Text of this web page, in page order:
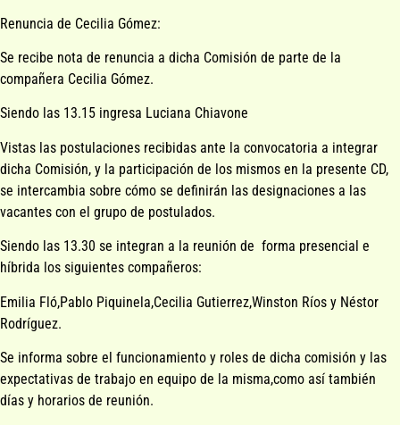
Renuncia de Cecilia Gómez:
Se recibe nota de renuncia a dicha Comisión de parte de la
compañera Cecilia Gómez.
Siendo las 13.15 ingresa Luciana Chiavone
Vistas las postulaciones recibidas ante la convocatoria a integrar
dicha Comisión, y la participación de los mismos en la presente CD,
se intercambia sobre cómo se definirán las designaciones a las
vacantes con el grupo de postulados.
Siendo las 13.30 se integran a la reunión de forma presencial e
híbrida los siguientes compañeros:
Emilia Fló,Pablo Piquinela,Cecilia Gutierrez,Winston Ríos y Néstor
Rodríguez.
Se informa sobre el funcionamiento y roles de dicha comisión y las
expectativas de trabajo en equipo de la misma,como así también
días y horarios de reunión.